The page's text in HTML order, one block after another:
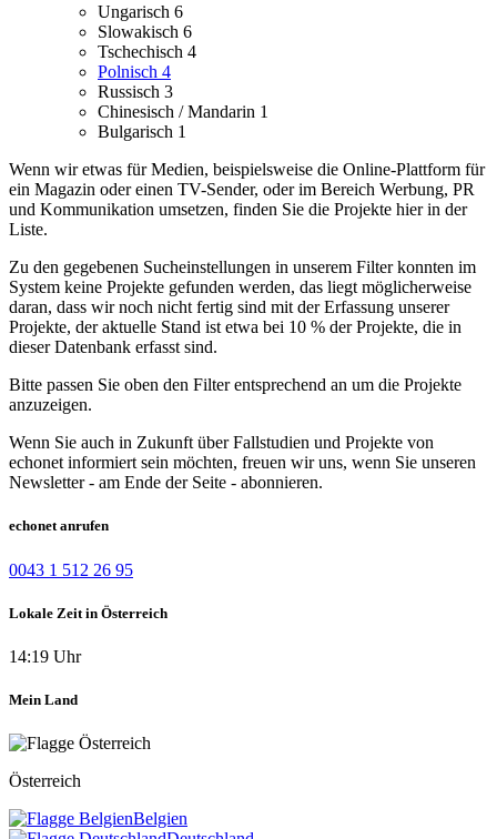
Ungarisch 6
Slowakisch 6
Tschechisch 4
Polnisch 4
Russisch 3
Chinesisch / Mandarin 1
Bulgarisch 1
Wenn wir etwas für Medien, beispielsweise die Online-Plattform für
ein Magazin oder einen TV-Sender, oder im Bereich Werbung, PR
und Kommunikation umsetzen, finden Sie die Projekte hier in der
Liste.
Zu den gegebenen Sucheinstellungen in unserem Filter konnten im
System keine Projekte gefunden werden, das liegt möglicherweise
daran, dass wir noch nicht fertig sind mit der Erfassung unserer
Projekte, der aktuelle Stand ist etwa bei 10 % der Projekte, die in
dieser Datenbank erfasst sind.
Bitte passen Sie oben den Filter entsprechend an um die Projekte
anzuzeigen.
Wenn Sie auch in Zukunft über Fallstudien und Projekte von
echonet informiert sein möchten, freuen wir uns, wenn Sie unseren
Newsletter - am Ende der Seite - abonnieren.
echonet anrufen
0043 1 512 26 95
Lokale Zeit in Österreich
14:19 Uhr
Mein Land
Österreich
Belgien